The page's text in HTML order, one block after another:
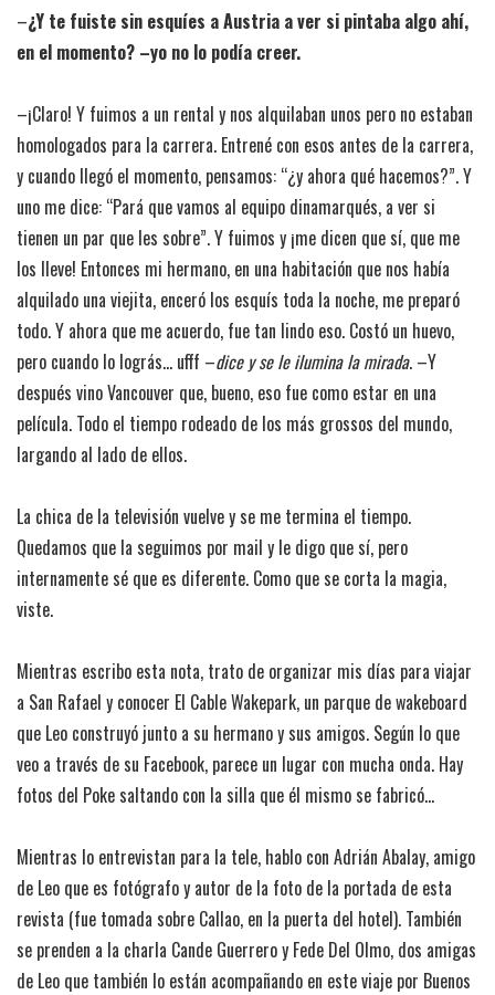
–¿Y te fuiste sin esquíes a Austria a ver si pintaba algo ahí,
en el momento? –yo no lo podía creer.
–¡Claro! Y fuimos a un rental y nos alquilaban unos pero no estaban
homologados para la carrera. Entrené con esos antes de la carrera,
y cuando llegó el momento, pensamos: “¿y ahora qué hacemos?”. Y
uno me dice: “Pará que vamos al equipo dinamarqués, a ver si
tienen un par que les sobre”. Y fuimos y ¡me dicen que sí, que me
los lleve! Entonces mi hermano, en una habitación que nos había
alquilado una viejita, enceró los esquís toda la noche, me preparó
todo. Y ahora que me acuerdo, fue tan lindo eso. Costó un huevo,
pero cuando lo lográs… ufff –dice y se le ilumina la mirada. –Y
después vino Vancouver que, bueno, eso fue como estar en una
película. Todo el tiempo rodeado de los más grossos del mundo,
largando al lado de ellos.
La chica de la televisión vuelve y se me termina el tiempo.
Quedamos que la seguimos por mail y le digo que sí, pero
internamente sé que es diferente. Como que se corta la magia,
viste.
Mientras escribo esta nota, trato de organizar mis días para viajar
a San Rafael y conocer El Cable Wakepark, un parque de wakeboard
que Leo construyó junto a su hermano y sus amigos. Según lo que
veo a través de su Facebook, parece un lugar con mucha onda. Hay
fotos del Poke saltando con la silla que él mismo se fabricó…
Mientras lo entrevistan para la tele, hablo con Adrián Abalay, amigo
de Leo que es fotógrafo y autor de la foto de la portada de esta
revista (fue tomada sobre Callao, en la puerta del hotel). También
se prenden a la charla Cande Guerrero y Fede Del Olmo, dos amigas
de Leo que también lo están acompañando en este viaje por Buenos